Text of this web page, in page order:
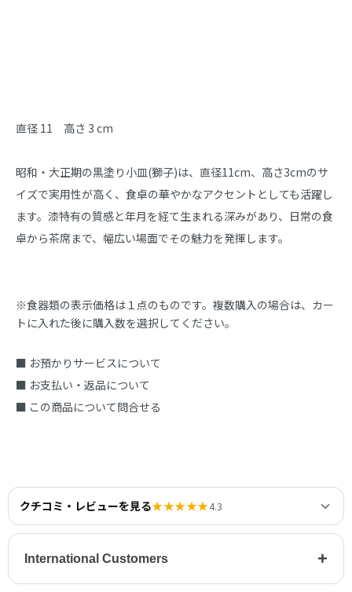
商品説明
直径 11　高さ 3 cm
昭和・大正期の黒塗り小皿(獅子)は、直径11cm、高さ3cmのサ
イズで実用性が高く、食卓の華やかなアクセントとしても活躍し
ます。漆特有の質感と年月を経て生まれる深みがあり、日常の食
卓から茶席まで、幅広い場面でその魅力を発揮します。
※食器類の表示価格は１点のものです。複数購入の場合は、カー
トに入れた後に購入数を選択してください。
■ お預かりサービスについて
■ お支払い・返品について
■ この商品について問合せる
クチコミ・レビューを見る★★★★★4.3
International Customers +